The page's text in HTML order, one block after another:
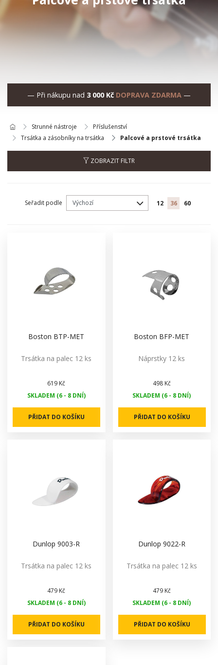
— Při nákupu nad 3 000 Kč DOPRAVA ZDARMA —
Strunné nástroje
Příslušenství
Trsátka a zásobníky na trsátka
Palcové a prstové trsátka
ZOBRAZIT FILTR
Seřadit podle 12 36 60
Boston BTP-MET
Trsátka na palec 12 ks
619 Kč
SKLADEM (6 - 8 DNÍ)
PŘIDAT DO KOŠÍKU
Boston BFP-MET
Náprstky 12 ks
498 Kč
SKLADEM (6 - 8 DNÍ)
PŘIDAT DO KOŠÍKU
Dunlop 9003-R
Trsátka na palec 12 ks
479 Kč
SKLADEM (6 - 8 DNÍ)
PŘIDAT DO KOŠÍKU
Dunlop 9022-R
Trsátka na palec 12 ks
479 Kč
SKLADEM (6 - 8 DNÍ)
PŘIDAT DO KOŠÍKU